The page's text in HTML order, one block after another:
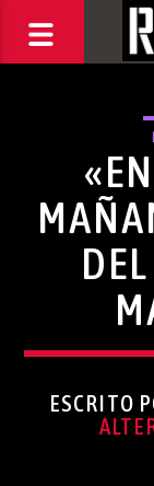
ESCRITO